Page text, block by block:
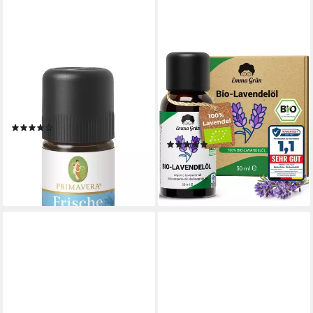
PRIMAVERA LIFE GMBH
Duftöl FRISCHE LUFT
Duftmischung ätherisches Öl,
12,39 €
(2.478,00 €/ 1 l)
lieferbar - in 3-4 Werktagen bei dir
EMMA GRÜN
Duftöl Bio Lavendelöl 30 ml
(Set), Lavendel Öl aus
Griechenland, ätherische Öle
naturrein & bio
(4)
ab 14,40 € 18,99 €
-24%
lieferbar - in 3-4 Werktagen bei dir